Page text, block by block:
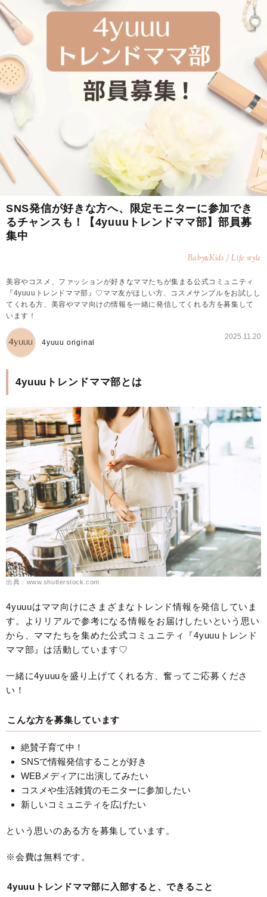
SNS発信が好きな方へ、限定モニターに参加でき
るチャンスも！【4yuuuトレンドママ部】部員募
集中
Baby&Kids / Life style
美容やコスメ、ファッションが好きなママたちが集まる公式コミュニティ
『4yuuuトレンドママ部』♡ママ友がほしい方、コスメサンプルをお試しし
てくれる方、美容やママ向けの情報を一緒に発信してくれる方を募集して
います！
4yuuu original
2025.11.20
4yuuuトレンドママ部とは
出典：www.shutterstock.com
4yuuuはママ向けにさまざまなトレンド情報を発信していま
す。よりリアルで参考になる情報をお届けしたいという思い
から、ママたちを集めた公式コミュニティ『4yuuuトレンド
ママ部』は活動しています♡
一緒に4yuuuを盛り上げてくれる方、奮ってご応募くださ
い！
こんな方を募集しています
絶賛子育て中！
SNSで情報発信することが好き
WEBメディアに出演してみたい
コスメや生活雑貨のモニターに参加したい
新しいコミュニティを広げたい
という思いのある方を募集しています。
※会費は無料です。
4yuuuトレンドママ部に入部すると、できること